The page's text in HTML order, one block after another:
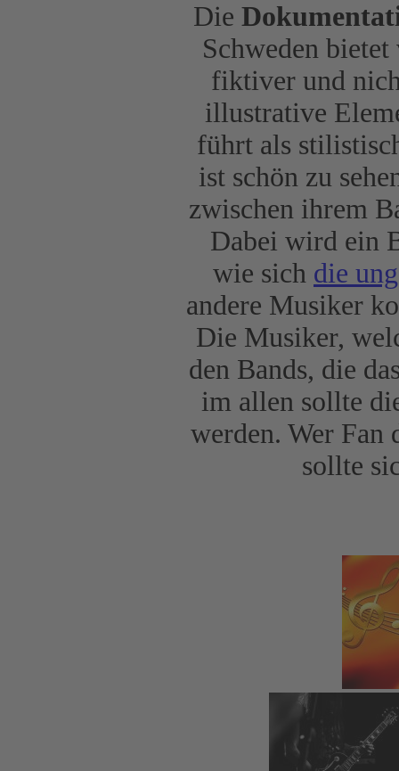
Die
Schweden bietet
fiktiver und
illustrative
führt als
ist schön zu
zwischen ihrem
Dabei wird ein
wie sich die
andere Musiker
Die Musiker,
den Bands, die
im allen sollte
werden. Wer Fan
sollte